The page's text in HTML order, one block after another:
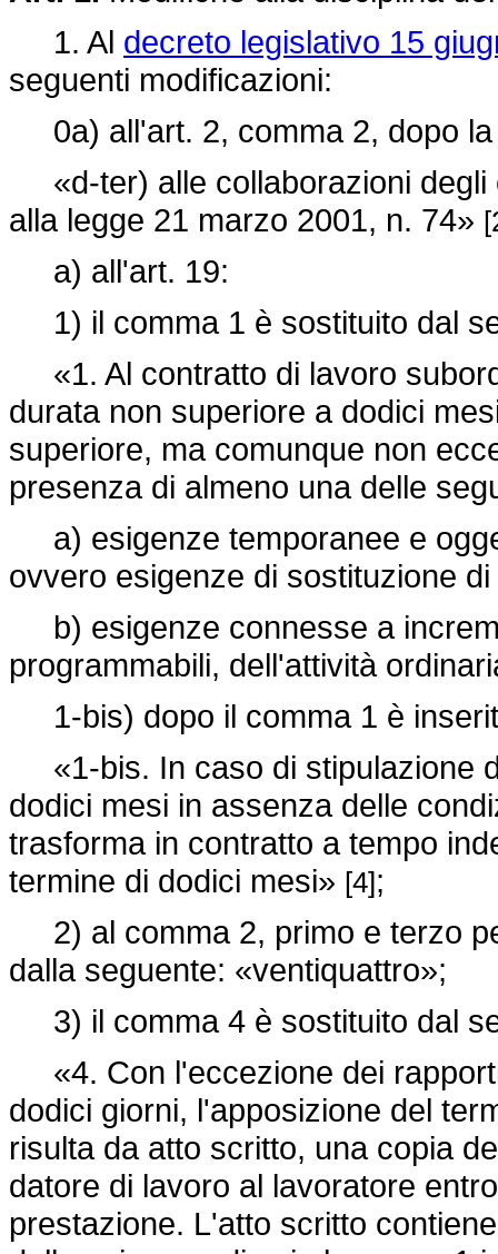
1. Al decreto legislativo 15
seguenti modificazioni:
0a) all'art. 2, comma 2, dopo la
«d-ter) alle collaborazioni degli
alla legge 21 marzo 2001, n. 74»
a) all'art. 19:
1) il comma 1 è sostituito dal
«1. Al contratto di lavoro
durata non superiore a dodici
superiore, ma comunque non
presenza di almeno una delle
a) esigenze temporanee e
ovvero esigenze di sostituzione
b) esigenze connesse a
programmabili, dell'attività
1-bis) dopo il comma 1 è
«1-bis. In caso di stipulazione
dodici mesi in assenza delle
trasforma in contratto a tempo
termine di dodici mesi» [4];
2) al comma 2, primo e terzo
dalla seguente: «ventiquattro»;
3) il comma 4 è sostituito dal
«4. Con l'eccezione dei
dodici giorni, l'apposizione del
risulta da atto scritto, una copia
datore di lavoro al lavoratore
prestazione. L'atto scritto